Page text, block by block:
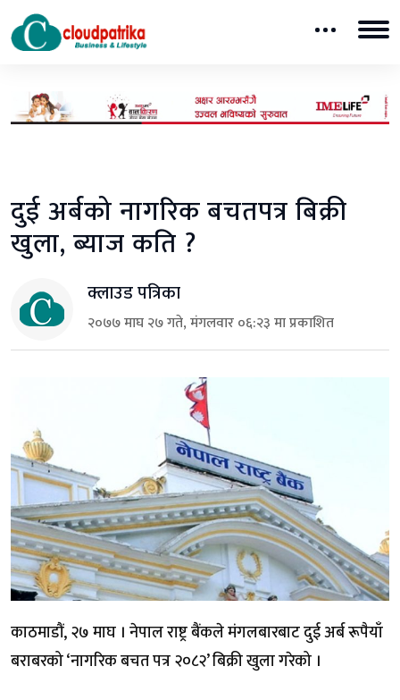
दुई अर्बको नागरिक बचतपत्र बिक्री
खुला, ब्याज कति ?
क्लाउड पत्रिका
२०७७ माघ २७ गते, मंगलवार ०६:२३ मा प्रकाशित
काठमाडौं, २७ माघ । नेपाल राष्ट्र बैंकले मंगलबारबाट दुई अर्ब रूपैयाँ
बराबरको ‘नागरिक बचत पत्र २०८२’ बिक्री खुला गरेको ।